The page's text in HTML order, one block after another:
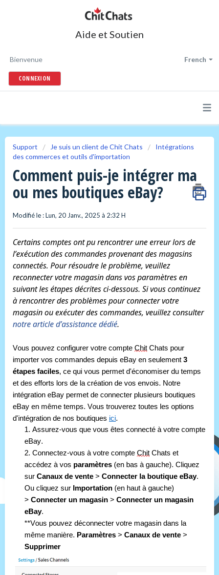
Aide et Soutien
French
Bienvenue
CONNEXION
Support Je suis un client de Chit Chats
Intégrations
des commerces et outils d'importation
Comment puis-je intégrer ma
ou mes boutiques eBay?
Modifié le : Lun, 20 Janv., 2025 à 2:32 H
Certains comptes ont pu rencontrer une erreur lors de
l’exécution des commandes provenant des magasins
connectés. Pour résoudre le problème, veuillez
reconnecter votre magasin dans vos paramètres en
suivant les étapes décrites ci-dessous. Si vous continuez
à rencontrer des problèmes pour connecter votre
magasin ou exécuter des commandes, veuillez consulter
notre article d’assistance dédié.
Vous pouvez configurer votre compte Chit Chats pour
importer vos commandes depuis eBay en seulement 3
étapes faciles, ce qui vous permet d'économiser du temps
et des efforts lors de la création de vos envois. Notre
intégration eBay permet de connecter plusieurs boutiques
eBay en même temps. Vous trouverez toutes les options
d'intégration de nos boutiques ici.
1. Assurez-vous que vous êtes connecté à votre compte
eBay.
2. Connectez-vous à votre compte Chit Chats et
accédez à vos paramètres (en bas à gauche). Cliquez
sur Canaux de vente > Connecter la boutique eBay.
Ou cliquez sur Importation (en haut à gauche)
> Connecter un magasin > Connecter un magasin
eBay.
**Vous pouvez déconnecter votre magasin dans la
même manière. Paramètres > Canaux de vente
Supprimer